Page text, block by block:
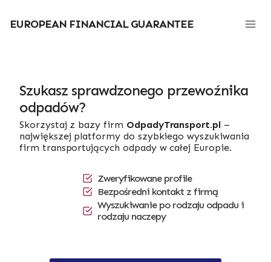
treści
EUROPEAN FINANCIAL GUARANTEE
Szukasz sprawdzonego przewoźnika
odpadów?
Skorzystaj z bazy firm OdpadyTransport.pl–
największej platformy do szybkiego wyszukiwania
firm transportujących odpady w całej Europie.
Zweryfikowane profile
Bezpośredni kontakt z firmą
Wyszukiwanie po rodzaju odpadu i
rodzaju naczepy